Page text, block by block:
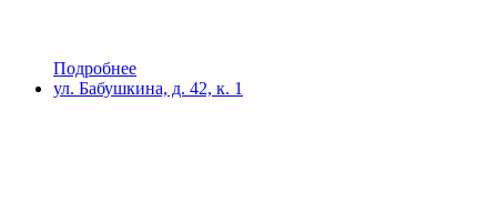
Подробнее
ул. Бабушкина, д. 42, к. 1